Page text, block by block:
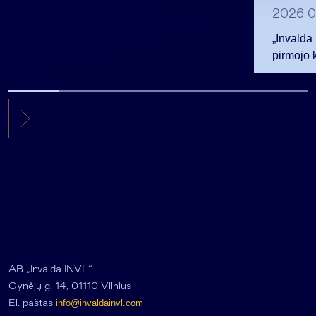
2026
pirmojo
256,3
AB „Invalda INVL“
Gynėjų g. 14, 01110 Vilnius
El. paštas info@invaldainvl.com